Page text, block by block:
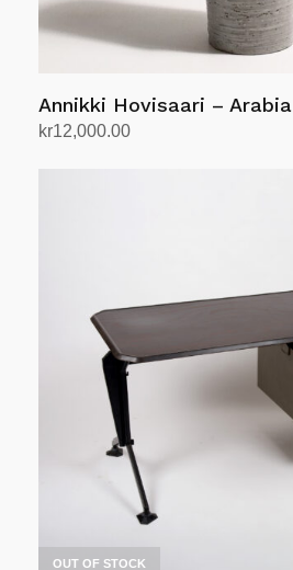
Annikki Hovisaari – Arabia
kr12,000.00
OUT OF STOCK